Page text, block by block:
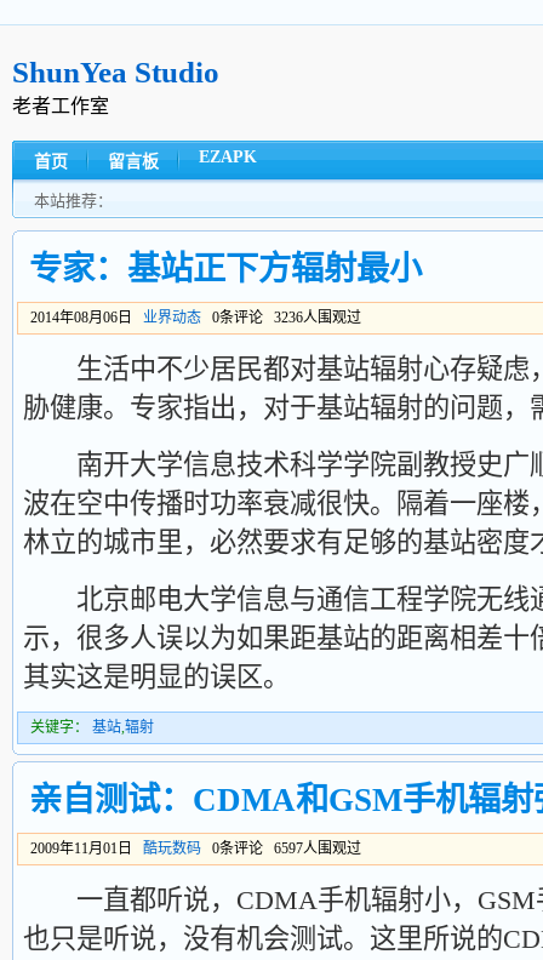
ShunYea Studio
老者工作室
首页 留言板 EZAPK
本站推荐：
专家：基站正下方辐射最小
2014年08月06日 业界动态 0条评论 3236人围观过
生活中不少居民都对基站辐射心存疑虑
胁健康。专家指出，对于基站辐射的问题，
南开大学信息技术科学学院副教授史广
波在空中传播时功率衰减很快。隔着一座楼
林立的城市里，必然要求有足够的基站密度
北京邮电大学信息与通信工程学院无线
示，很多人误以为如果距基站的距离相差十
其实这是明显的误区。
关键字： 基站,辐射
亲自测试：CDMA和GSM手机辐射
2009年11月01日 酷玩数码 0条评论 6597人围观过
一直都听说，CDMA手机辐射小，GSM
也只是听说，没有机会测试。这里所说的